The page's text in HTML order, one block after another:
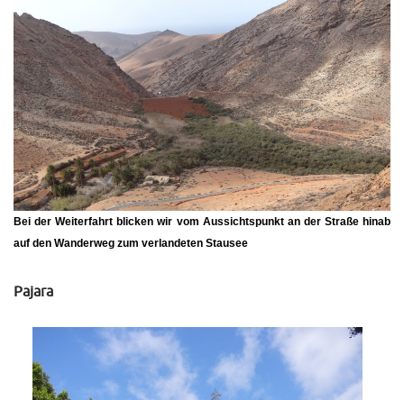
Bei der Weiterfahrt blicken wir vom Aussichtspunkt an der Straße hinab
auf den Wanderweg zum verlandeten Stausee
Pajara